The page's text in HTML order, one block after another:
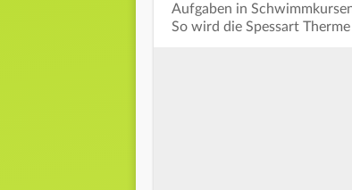
Aufgaben in
So wird die Spessart